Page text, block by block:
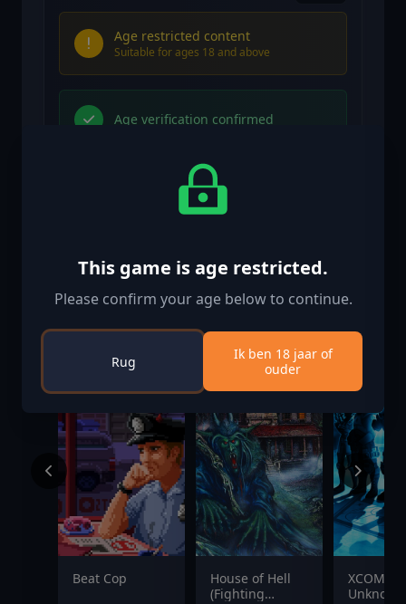
Age restricted content
Suitable for ages 18 and above
Age verification confirmed
Vergelijkbare games
Beat Cop
House of Hell
(Fighting
XCOM:
This game is age restricted.
Please confirm your age below to continue.
Rug
Ik ben 18 jaar of
ouder